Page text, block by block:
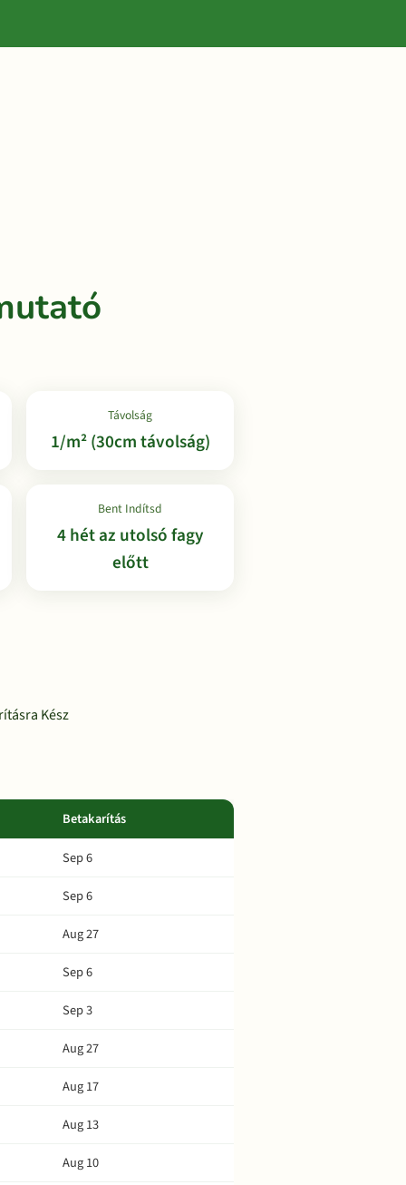
Távolság
1/m² (30cm távolság)
Bent Indítsd
4 hét az utolsó fagy
előtt
Kész
Betakarítás
Sep 6
Sep 6
Aug 27
Sep 6
Sep 3
Aug 27
Aug 17
Aug 13
Aug 10